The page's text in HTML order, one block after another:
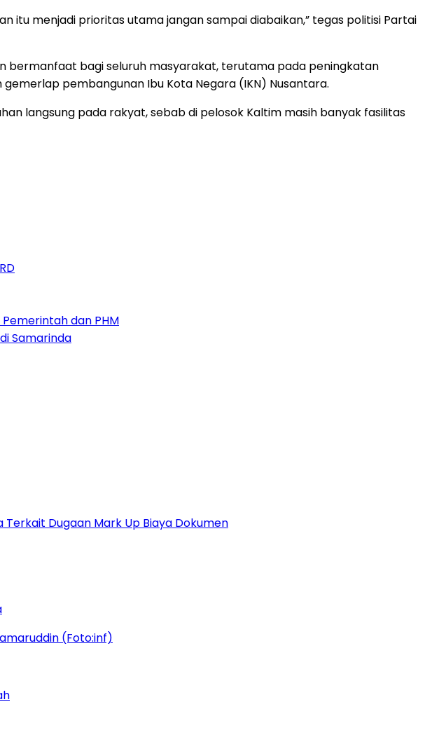
itu menjadi prioritas utama jangan sampai diabaikan,” tegas politisi Partai
bermanfaat bagi seluruh masyarakat, terutama pada peningkatan
pembangunan Ibu Kota Negara (IKN) Nusantara.
langsung pada rakyat, sebab di pelosok Kaltim masih banyak fasilitas
dan PHM
Samarinda
Terkait Dugaan Mark Up Biaya Dokumen